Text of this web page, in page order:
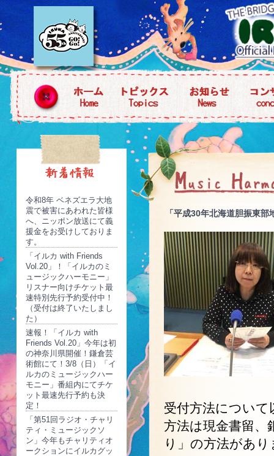
令和8年 ベネズエラ大地
震で被害にあわれた皆様
へ、ニッポン放送にて義
援金をお受けしておりま
す。
「イルカ with Friends
Vol.20」！「イルカのミ
ュージックハーモニー」
リスナー向けチケット最
速特別先行予約受付中！
（受付は終了いたしまし
た）
速報！「イルカ with
Friends Vol.20」今年は初
の神奈川県開催！鎌倉芸
術館にて！3/8（日）「イ
ルカのミュージックハー
モニー」番組内にてチケ
ット最速先行予約も決
定！
「第51回ラジオ・チャリ
ティ・ミュージックソ
ン」今年もチャリティオ
ークションにイルカグッ
「平成30年北海道胆振東
受付方法につい
方法は現金書留、
り」の方法があり